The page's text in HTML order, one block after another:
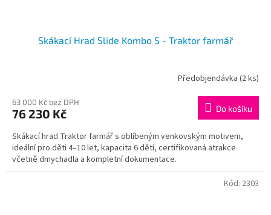
Skákací Hrad Slide Kombo S - Traktor farmář
Předobjendávka (2 ks)
63 000 Kč bez DPH
76 230 Kč Do košíku
Skákací hrad Traktor farmář s oblíbeným venkovským motivem,
ideální pro děti 4–10 let, kapacita 6 dětí, certifikovaná atrakce
včetně dmychadla a kompletní dokumentace.
Kód: 2303